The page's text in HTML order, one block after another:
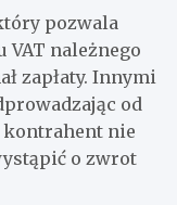
pozwala
należnego
zapłaty. Innymi
od
kontrahent nie
o zwrot